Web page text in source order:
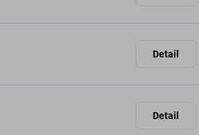
Detail
Detail